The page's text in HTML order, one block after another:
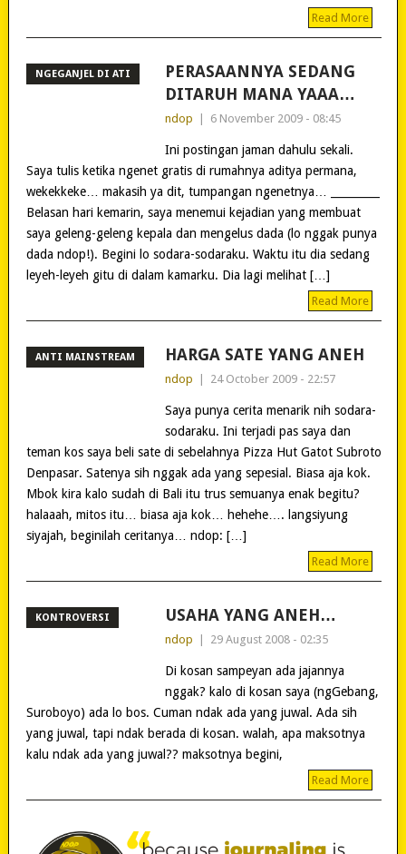
Read More
NGEGANJEL DI ATI
PERASAANNYA SEDANG
DITARUH MANA YAAA…
ndop 6 November 2009 - 08:45
Ini postingan jaman dahulu sekali.
Saya tulis ketika ngenet gratis di rumahnya aditya permana,
wekekkeke… makasih ya dit, tumpangan ngenetnya… _________
Belasan hari kemarin, saya menemui kejadian yang membuat
saya geleng-geleng kepala dan mengelus dada (lo nggak punya
dada ndop!). Begini lo sodara-sodaraku. Waktu itu dia sedang
leyeh-leyeh gitu di dalam kamarku. Dia lagi melihat […]
Read More
ANTI MAINSTREAM HARGA SATE YANG ANEH
ndop 24 October 2009 - 22:57
Saya punya cerita menarik nih sodara-
sodaraku. Ini terjadi pas saya dan
teman kos saya beli sate di sebelahnya Pizza Hut Gatot Subroto
Denpasar. Satenya sih nggak ada yang sepesial. Biasa aja kok.
Mbok kira kalo sudah di Bali itu trus semuanya enak begitu?
halaaah, mitos itu… biasa aja kok… hehehe…. langsiyung
siyajah, beginilah ceritanya… ndop: […]
Read More
KONTROVERSI USAHA YANG ANEH…
ndop 29 August 2008 - 02:35
Di kosan sampeyan ada jajannya
nggak? kalo di kosan saya (ngGebang,
Suroboyo) ada lo bos. Cuman ndak ada yang juwal. Ada sih
yang juwal, tapi ndak berada di kosan. walah, apa maksotnya
kalu ndak ada yang juwal?? maksotnya begini,
Read More